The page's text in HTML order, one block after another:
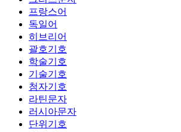
프랑스어
독일어
히브리어
괄호기호
학술기호
기술기호
첨자기호
라틴문자
러시아문자
단위기호